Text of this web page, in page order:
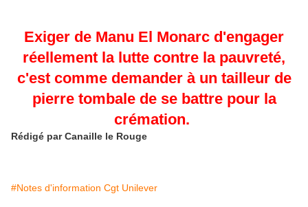
Exiger de Manu El Monarc d'engager
réellement la lutte contre la pauvreté,
c'est comme demander à un tailleur de
pierre tombale de se battre pour la
crémation. ​
Rédigé parCanaille le Rouge
#Notes d'information Cgt Unilever